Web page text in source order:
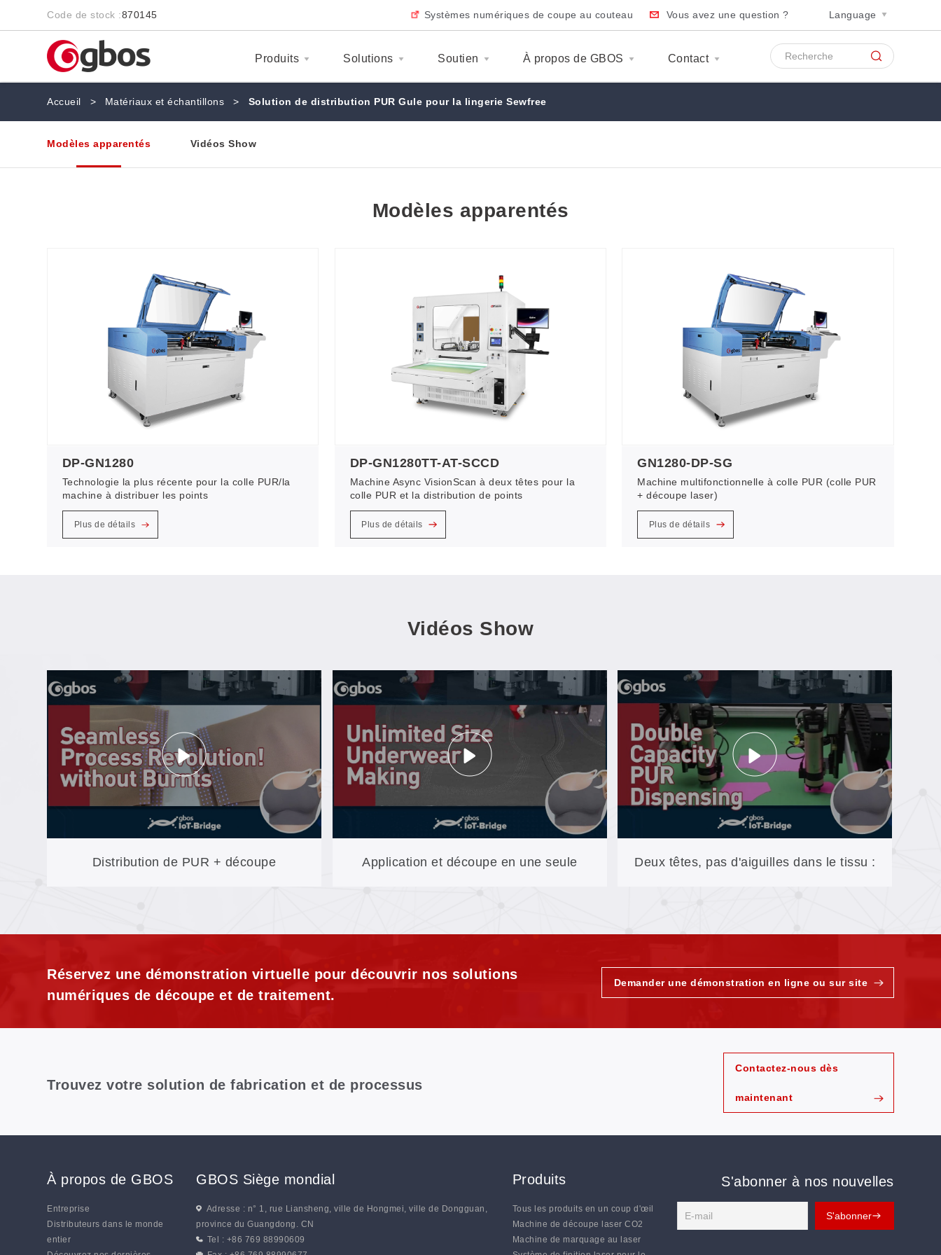
Code de stock :870145 Systèmes numériques de coupe au couteau Vous avez une question ? Language
Produits Solutions Soutien À propos de GBOS Contact
Accueil > Matériaux et échantillons > Solution de distribution PUR Gule pour la lingerie Sewfree
Modèles apparentés Vidéos Show
Modèles apparentés
DP-GN1280
Technologie la plus récente pour la colle PUR/la
machine à distribuer les points
Plus de détails
DP-GN1280TT-AT-SCCD
Machine Async VisionScan à deux têtes pour la
colle PUR et la distribution de points
Plus de détails
GN1280-DP-SG
Machine multifonctionnelle à colle PUR (colle PUR
+ découpe laser)
Plus de détails
Vidéos Show
Distribution de PUR + découpe Application et découpe en une seule Deux têtes, pas d'aiguilles dans le tissu :
Réservez une démonstration virtuelle pour découvrir nos solutions
numériques de découpe et de traitement.
Demander une démonstration en ligne ou sur site
Trouvez votre solution de fabrication et de processus
Contactez-nous dès
maintenant
À propos de GBOS
Entreprise
Distributeurs dans le monde
entier
GBOS Siège mondial
Adresse : n° 1, rue Liansheng, ville de Hongmei, ville de Dongguan,
province du Guangdong. CN
Tel : +86 769 88990609
Produits
Tous les produits en un coup d'œil
Machine de découpe laser CO2
Machine de marquage au laser
S'abonner à nos nouvelles